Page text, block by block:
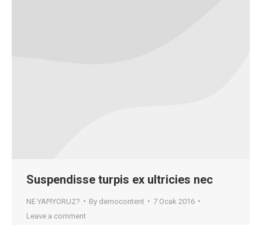
Suspendisse turpis ex ultricies nec
NE YAPIYORUZ? By democontent
7 Ocak 2016
Leave a comment